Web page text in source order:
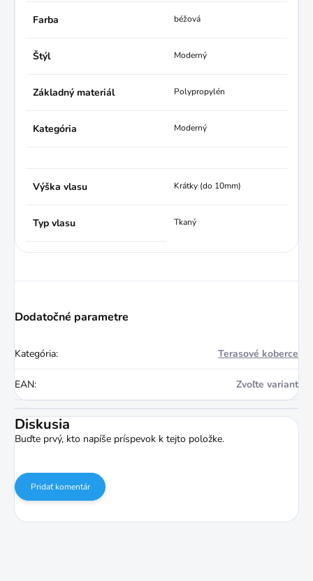
Farba béžová
Štýl Moderný
Základný materiál Polypropylén
Kategória Moderný
Výška vlasu Krátky (do 10mm)
Typ vlasu Tkaný
Dodatočné parametre
Kategória: Terasové koberce
EAN: Zvoľte variant
Diskusia
Buďte prvý, kto napíše príspevok k tejto položke.
Pridať komentár